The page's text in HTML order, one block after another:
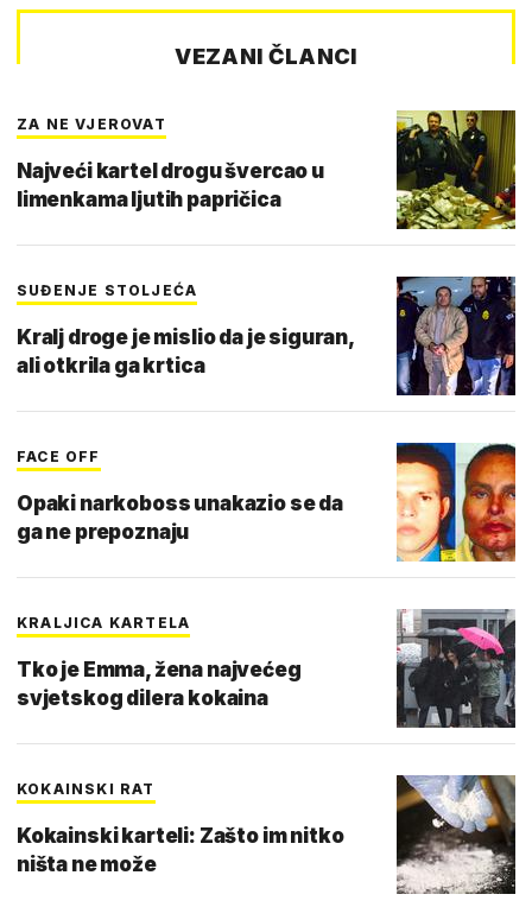
VEZANI ČLANCI
ZA NE VJEROVAT
Najveći kartel drogu švercao u
limenkama ljutih papričica
SUĐENJE STOLJEĆA
Kralj droge je mislio da je siguran,
ali otkrila ga krtica
FACE OFF
Opaki narkoboss unakazio se da
ga ne prepoznaju
KRALJICA KARTELA
Tko je Emma, žena najvećeg
svjetskog dilera kokaina
KOKAINSKI RAT
Kokainski karteli: Zašto im nitko
ništa ne može